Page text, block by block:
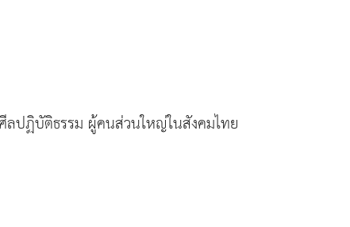
ลปฏิบัติธรรม ผู้คนส่วนใหญ่ในสังคมไทย